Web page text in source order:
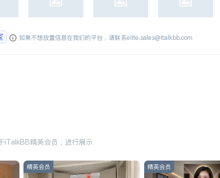
如果不想放置信息在我们的平台，请联系elite.sales@italkbb.com
iTalkBB精英会员，进行展示
精英会员 精英会员